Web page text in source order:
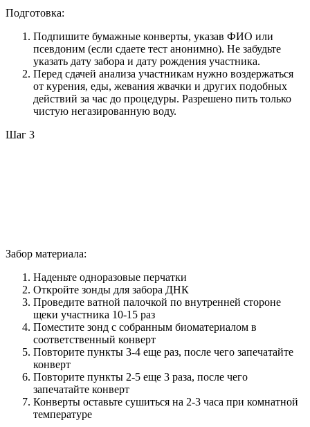
Подготовка:
Подпишите бумажные конверты, указав ФИО или
псевдоним (если сдаете тест анонимно). Не забудьте
указать дату забора и дату рождения участника.
Перед сдачей анализа участникам нужно воздержаться
от курения, еды, жевания жвачки и других подобных
действий за час до процедуры. Разрешено пить только
чистую негазированную воду.
Шаг 3
Забор материала:
Наденьте одноразовые перчатки
Откройте зонды для забора ДНК
Проведите ватной палочкой по внутренней стороне
щеки участника 10-15 раз
Поместите зонд с собранным биоматериалом в
соответственный конверт
Повторите пункты 3-4 еще раз, после чего запечатайте
конверт
Повторите пункты 2-5 еще 3 раза, после чего
запечатайте конверт
Конверты оставьте сушиться на 2-3 часа при комнатной
температуре